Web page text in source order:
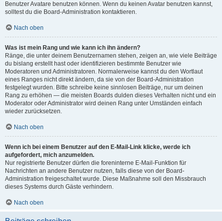
Benutzer Avatare benutzen können. Wenn du keinen Avatar benutzen kannst,
solltest du die Board-Administration kontaktieren.
Nach oben
Was ist mein Rang und wie kann ich ihn ändern?
Ränge, die unter deinem Benutzernamen stehen, zeigen an, wie viele Beiträge
du bislang erstellt hast oder identifizieren bestimmte Benutzer wie
Moderatoren und Administratoren. Normalerweise kannst du den Wortlaut
eines Ranges nicht direkt ändern, da sie von der Board-Administration
festgelegt wurden. Bitte schreibe keine sinnlosen Beiträge, nur um deinen
Rang zu erhöhen — die meisten Boards dulden dieses Verhalten nicht und ein
Moderator oder Administrator wird deinen Rang unter Umständen einfach
wieder zurücksetzen.
Nach oben
Wenn ich bei einem Benutzer auf den E-Mail-Link klicke, werde ich
aufgefordert, mich anzumelden.
Nur registrierte Benutzer dürfen die foreninterne E-Mail-Funktion für
Nachrichten an andere Benutzer nutzen, falls diese von der Board-
Administration freigeschaltet wurde. Diese Maßnahme soll den Missbrauch
dieses Systems durch Gäste verhindern.
Nach oben